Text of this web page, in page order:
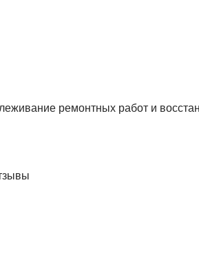
ремонтных работ и